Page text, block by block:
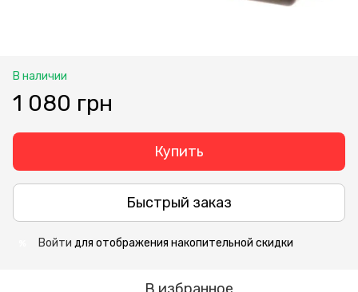
В наличии
1 080 грн
Купить
Быстрый заказ
Войти для отображения накопительной скидки